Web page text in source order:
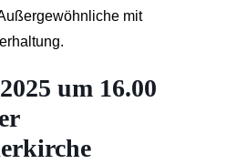
mit
um 16.00